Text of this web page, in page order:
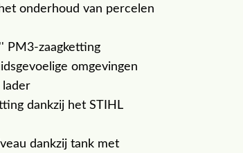
onderhoud van percelen
PM3-zaagketting
omgevingen
lader
dankzij het STIHL
dankzij tank met